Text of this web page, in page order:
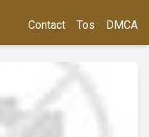
Contact Tos DMCA